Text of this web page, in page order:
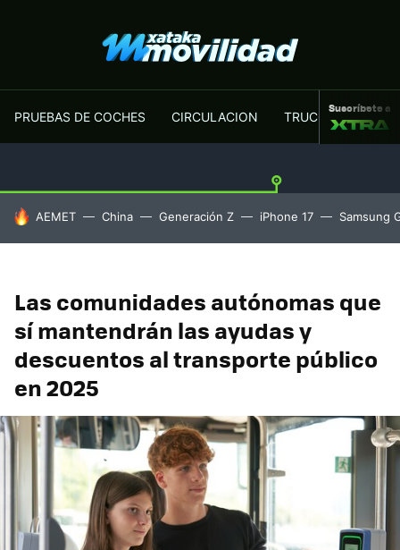
PRUEBAS DE COCHES CIRCULACION TRUCOS MOTOR
Suscríbete a
HOY SE HABLA DE
AEMET China Generación Z iPhone 17 Samsung
Las comunidades autónomas que
sí mantendrán las ayudas y
descuentos al transporte público
en 2025